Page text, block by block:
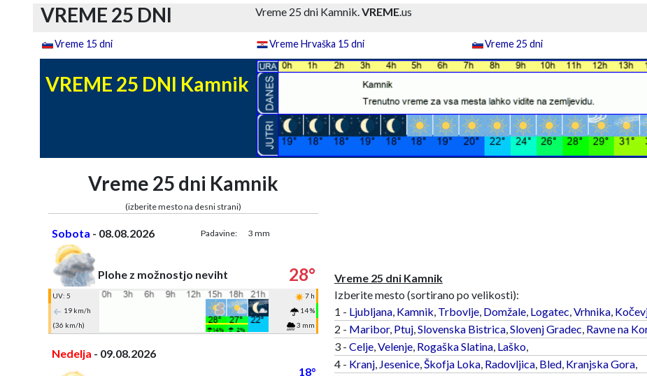
VREME 25 DNI Vreme 25 dni Kamnik.VREME.us
Vreme 15 dni Vreme Hrvaška 15 dni Vreme 25 dni
VREME 25 DNI Kamnik
Vreme 25 dni Kamnik
(izberite mesto na desni strani)
Sobota - 08.08.2026 Padavine: 3 mm
Plohe z možnostjo neviht 28°
UV: 5
7 h
19 km/h
14 %
(36 km/h)
3 mm
Nedelja - 09.08.2026
18°
Vreme 25 dni Kamnik
Izberite mesto (sortirano po velikosti):
1 - Ljubljana, Kamnik, Trbovlje, Domžale, Logatec,Vrhnika,
2 - Maribor, Ptuj,Slovenska Bistrica,Slovenj Gradec, Ravne na
3 - Celje,Velenje, Rogaška Slatina, Laško,
4 - Kranj, Jesenice,Škofja Loka, Radovljica, Bled, Kranjska Gora,